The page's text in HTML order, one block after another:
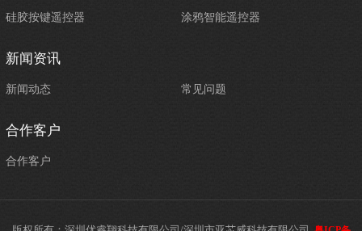
硅胶按键遥控器
涂鸦智能遥控器
新闻资讯
新闻动态 常见问题
合作客户
合作客户